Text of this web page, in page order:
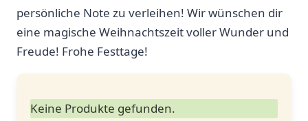
persönliche Note zu verleihen! Wir⁣ wünschen ‍dir
eine ⁢magische ⁢Weihnachtszeit voller⁢ Wunder und
Freude! Frohe Festtage!
Keine Produkte gefunden.